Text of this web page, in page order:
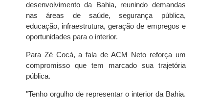
desenvolvimento da Bahia, reunindo demandas
nas áreas de saúde, segurança pública,
educação, infraestrutura, geração de empregos e
oportunidades para o interior.
Para Zé Cocá, a fala de ACM Neto reforça um
compromisso que tem marcado sua trajetória
pública.
"Tenho orgulho de representar o interior da Bahia.